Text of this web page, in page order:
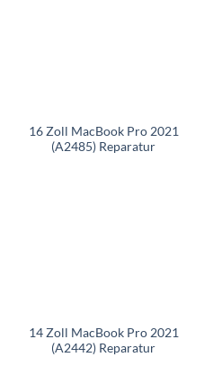
16 Zoll MacBook Pro 2021
(A2485) Reparatur
14 Zoll MacBook Pro 2021
(A2442) Reparatur